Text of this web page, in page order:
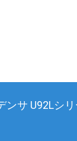
ンサ U92Lシ